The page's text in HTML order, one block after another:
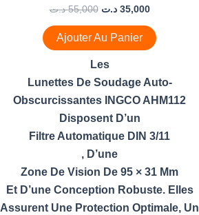
Note
Sur
5
55,000 د.ت 35,000 د.ت
Ajouter Au Panier
Les
Lunettes De Soudage Auto-
Obscurcissantes INGCO AHM112
Disposent D’un
Filtre Automatique DIN 3/11
, D’une
Zone De Vision De 95 × 31 Mm
Et D’une Conception Robuste. Elles
Assurent Une Protection Optimale, Un